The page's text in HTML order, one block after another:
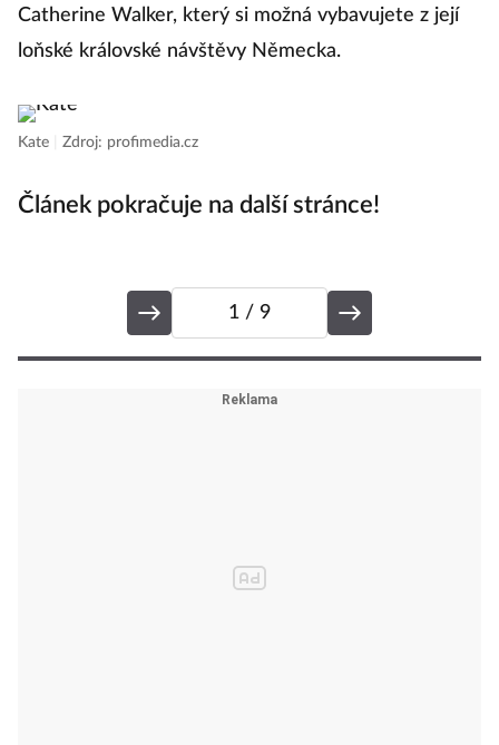
Catherine Walker, který si možná vybavujete z její
loňské královské návštěvy Německa.
Kate Zdroj: profimedia.cz
Článek pokračuje na další stránce!
1 / 9